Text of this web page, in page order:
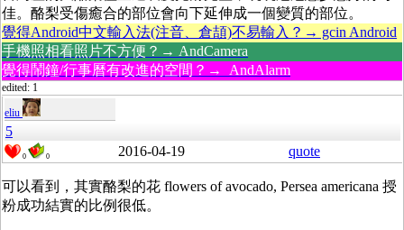
佳。酪梨受傷癒合的部位會向下延伸成一個變質的部位。
覺得Android中文輸入法(注音、倉頡)不易輸入？→ gcin Android
手機照相看照片不方便？→ AndCamera
覺得鬧鐘/行事曆有改進的空間？→ AndAlarm
edited: 1
eliu
5
0 0 2016-04-19 quote
可以看到，其實酪梨的花 flowers of avocado, Persea americana 授
粉成功結實的比例很低。